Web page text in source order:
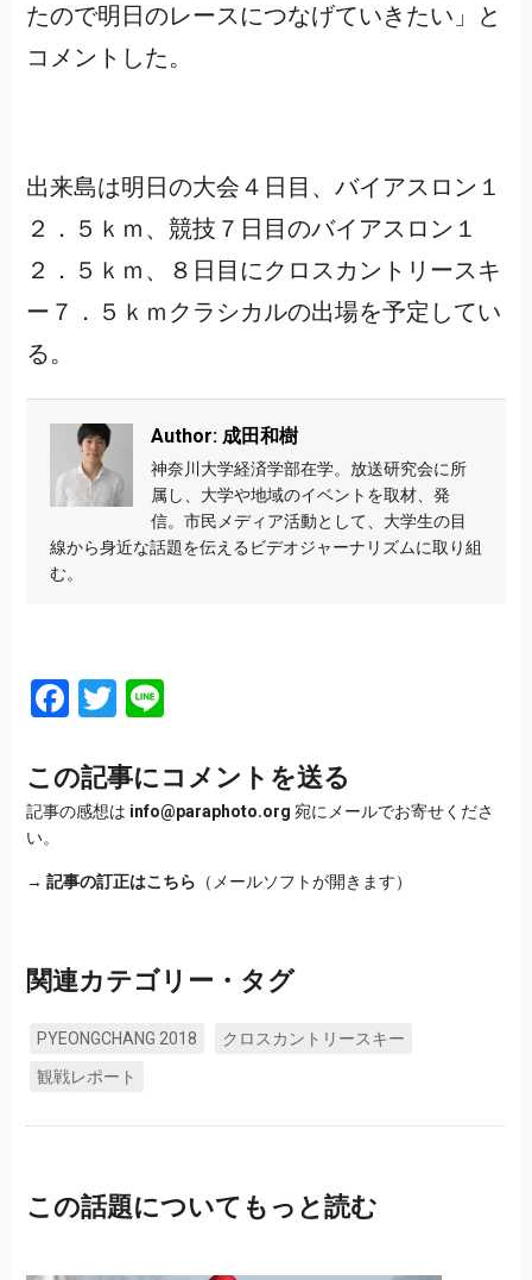
たので明日のレースにつなげていきたい」と
コメントした。
出来島は明日の大会４日目、バイアスロン１
２．５ｋｍ、競技７日目のバイアスロン１
２．５ｋｍ、８日目にクロスカントリースキ
ー７．５ｋｍクラシカルの出場を予定してい
る。
Author: 成田和樹
神奈川大学経済学部在学。放送研究会に所
属し、大学や地域のイベントを取材、発
信。市民メディア活動として、大学生の目
線から身近な話題を伝えるビデオジャーナリズムに取り組
む。
Facebook
Twitter
Line
この記事にコメントを送る
記事の感想は info@paraphoto.org 宛にメールでお寄せくださ
い。
→ 記事の訂正はこちら （メールソフトが開きます）
関連カテゴリー・タグ
PYEONGCHANG 2018
クロスカントリースキー
観戦レポート
この話題についてもっと読む